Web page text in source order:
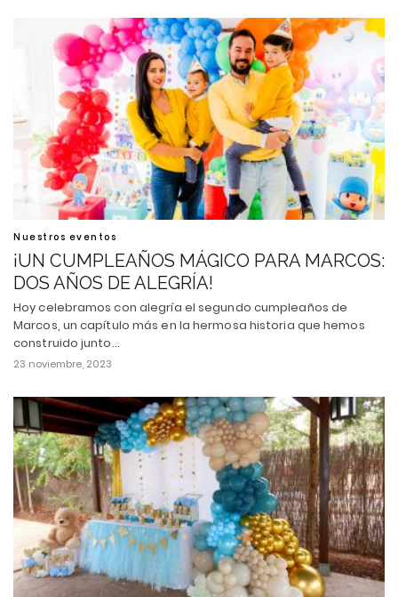
Nuestros eventos
¡UN CUMPLEAÑOS MÁGICO PARA MARCOS:
DOS AÑOS DE ALEGRÍA!
Hoy celebramos con alegría el segundo cumpleaños de
Marcos, un capítulo más en la hermosa historia que hemos
construido junto…
23 noviembre, 2023